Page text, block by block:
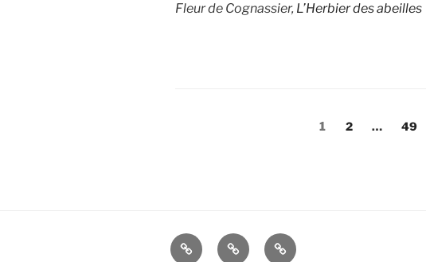
Fleur de Cognassier, L’Herbier des abeilles
Page
1 Page
2 … Page
49
2019
résidenceRésidence